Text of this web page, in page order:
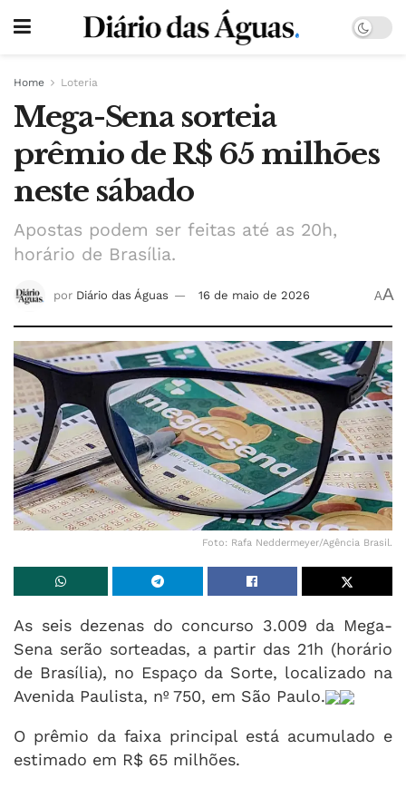
Home Loteria
Mega-Sena sorteia
prêmio de R$ 65 milhões
neste sábado
Apostas podem ser feitas até as 20h,
horário de Brasília.
por Diário das Águas 16 de maio de 2026 AA
Foto: Rafa Neddermeyer/Agência Brasil.
As seis dezenas do concurso 3.009 da Mega-
Sena serão sorteadas, a partir das 21h (horário
de Brasília), no Espaço da Sorte, localizado na
Avenida Paulista, nº 750, em São Paulo.
O prêmio da faixa principal está acumulado e
estimado em R$ 65 milhões.